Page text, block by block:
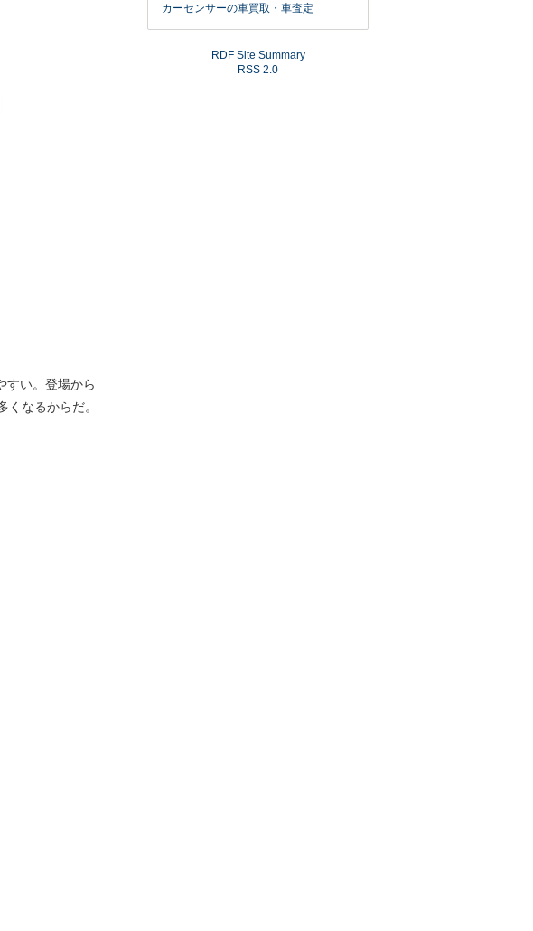
すい。登場から
なるからだ。
カーセンサーの車買取・車査定
RDF Site Summary
RSS 2.0